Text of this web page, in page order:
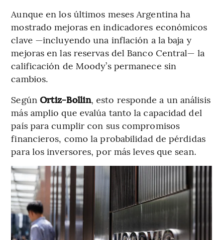
Aunque en los últimos meses Argentina ha
mostrado mejoras en indicadores económicos
clave —incluyendo una inflación a la baja y
mejoras en las reservas del Banco Central— la
calificación de Moody’s permanece sin
cambios.
Según Ortiz-Bollin, esto responde a un análisis
más amplio que evalúa tanto la capacidad del
país para cumplir con sus compromisos
financieros, como la probabilidad de pérdidas
para los inversores, por más leves que sean.